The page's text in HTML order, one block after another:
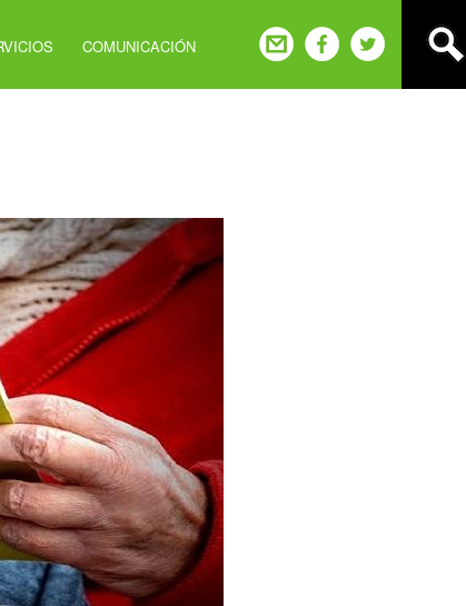
COMUNICACIÓN